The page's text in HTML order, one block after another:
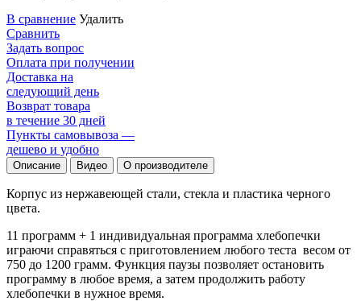
В сравнение Удалить
Сравнить
Задать вопрос
Оплата при получении
Доставка на
следующий день
Возврат товара
в течение 30 дней
Пункты самовывоза —
дешево и удобно
Описание Видео О производителе
Корпус из нержавеющей стали, стекла и пластика черного
цвета.
11 программ + 1 индивидуальная программа хлебопечки
играючи справяться с приготовлением любого теста весом от
750 до 1200 грамм. Функция паузы позволяет остановить
программу в любое время, а затем продолжить работу
хлебопечки в нужное время.